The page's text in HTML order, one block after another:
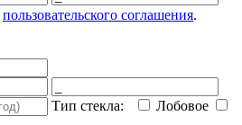
пользовательского соглашения.
Тип стекла:
Лобовое